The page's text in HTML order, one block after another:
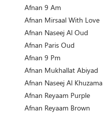
Afnan 9 Am
Afnan Mirsaal With Love
Afnan Naseej Al Oud
Afnan Paris Oud
Afnan 9 Pm
Afnan Mukhallat Abiyad
Afnan Naseej Al Khuzama
Afnan Reyaam Purple
Afnan Reyaam Brown